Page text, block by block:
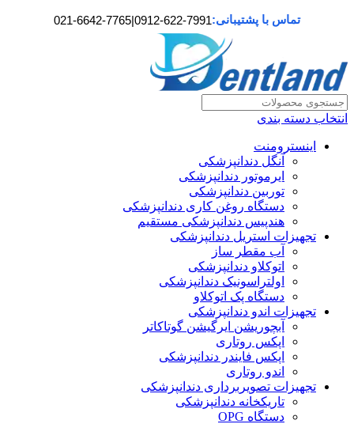
تماس با پشتیبانی:0912-622-7991
|
021-6642-7765
انتخاب دسته بندی
اینسترومنت
آنگل دندانپزشکی
ایرموتور دندانپزشکی
توربین دندانپزشکی
دستگاه روغن کاری دندانپزشکی
هندپیس دندانپزشکی مستقیم
تجهیزات استریل دندانپزشکی
آب مقطر ساز
اتوکلاو دندانپزشکی
اولتراسونیک دندانپزشکی
دستگاه پک اتوکلاو
تجهیزات اندو دندانپزشکی
آبچوریشن ایرگیشن گوتاکاتر
اپکس روتاری
اپکس فایندر دندانپزشکی
اندو روتاری
تجهیزات تصویربرداری دندانپزشکی
تاریکخانه دندانپزشکی
دستگاه OPG